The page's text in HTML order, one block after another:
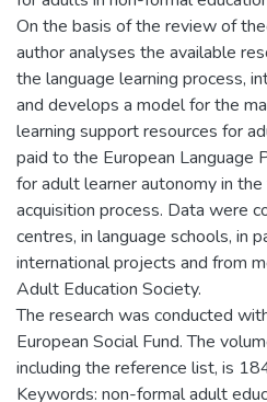
On the basis of the review of
author analyses the available
the language learning process,
and develops a model for the
learning support resources for
paid to the European Language
for adult learner autonomy in
acquisition process. Data were
centres, in language schools, in
international projects and from
Adult Education Society.
The research was conducted
European Social Fund. The
including the reference list, is
Keywords: non-formal adult